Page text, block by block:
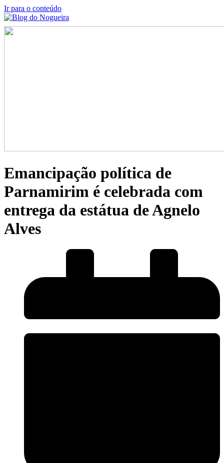
Ir para o conteúdo
Emancipação política de
Parnamirim é celebrada com
entrega da estátua de Agnelo
Alves